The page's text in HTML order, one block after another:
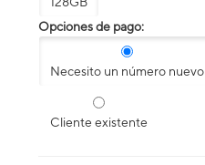
Opciones de pago:
Necesito un número nuevo
Cliente existente